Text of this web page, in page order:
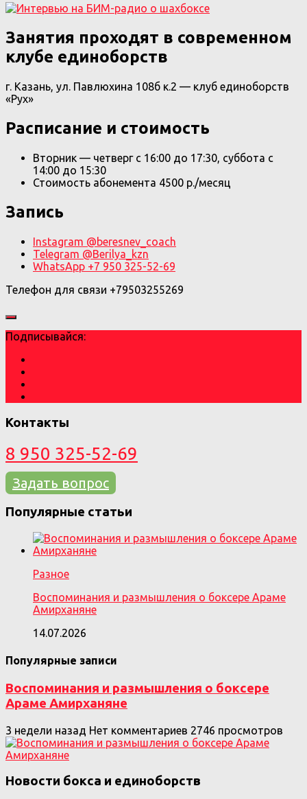
Занятия проходят в современном
клубе единоборств
г. Казань, ул. Павлюхина 108б к.2 — клуб единоборств
«Рух»
Расписание и стоимость
Вторник — четверг с 16:00 до 17:30, суббота с
14:00 до 15:30
Стоимость абонемента 4500 р./месяц
Запись
Instagram @beresnev_coach
Telegram @Berilya_kzn
WhatsApp +7 950 325-52-69
Телефон для связи +79503255269
Подписывайся:
Контакты
8 950 325-52-69
Задать вопрос
Популярные статьи
Разное
Воспоминания и размышления о боксере Араме
Амирханяне
14.07.2026
Популярные записи
Воспоминания и размышления о боксере
Араме Амирханяне
3 недели назад Нет комментариев 2746 просмотров
Новости бокса и единоборств